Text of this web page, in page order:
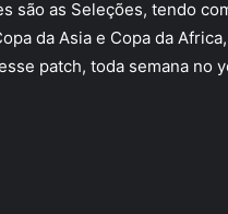
são as Seleções, tendo
da Asia e Copa da
patch, toda semana no